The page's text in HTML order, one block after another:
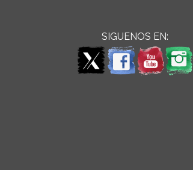
SIGUENOS EN: